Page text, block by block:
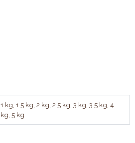
1 kg, 1.5 kg, 2 kg, 2.5 kg, 3 kg, 3.5 kg, 4
kg, 5 kg